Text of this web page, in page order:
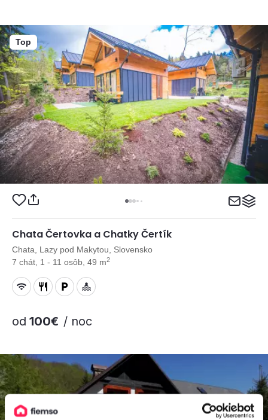
Chata Čertovka a Chatky Čertík
Chata, Lazy pod Makytou, Slovensko
7 chát, 1 - 11 osôb, 49 m2
od 100€ / noc
Top